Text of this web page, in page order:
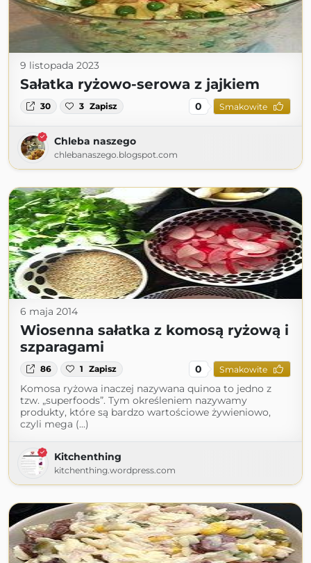
9 listopada 2023
Sałatka ryżowo-serowa z jajkiem
30 3 Zapisz 0 Smakowite
Chleba naszego
chlebanaszego.blogspot.com
6 maja 2014
Wiosenna sałatka z komosą ryżową i
szparagami
86 1 Zapisz 0 Smakowite
Komosa ryżowa inaczej nazywana quinoa to jedno z
tzw. „superfoods”. Tym określeniem nazywamy
produkty, które są bardzo wartościowe żywieniowo,
czyli mega (...)
Kitchenthing
kitchenthing.wordpress.com